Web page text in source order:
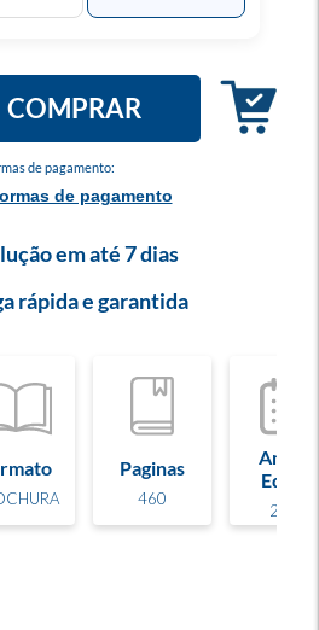
de pagamento:
de pagamento
COMPRAR
em até 7 dias
rápida e garantida
Paginas
460
Ano de
Edição
2024